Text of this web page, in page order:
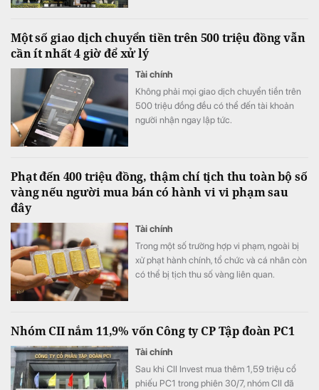
Một số giao dịch chuyển tiền trên 500 triệu đồng vẫn
cần ít nhất 4 giờ để xử lý
Tài chính
Không phải mọi giao dịch chuyển tiền trên
500 triệu đồng đều có thể đến tài khoản
người nhận ngay lập tức.
Phạt đến 400 triệu đồng, thậm chí tịch thu toàn bộ số
vàng nếu người mua bán có hành vi vi phạm sau
đây
Tài chính
Trong một số trường hợp vi phạm, ngoài bị
xử phạt hành chính, tổ chức và cá nhân còn
có thể bị tịch thu số vàng liên quan.
Nhóm CII nắm 11,9% vốn Công ty CP Tập đoàn PC1
Tài chính
Sau khi CII Invest mua thêm 1,59 triệu cổ
phiếu PC1 trong phiên 30/7, nhóm CII đã